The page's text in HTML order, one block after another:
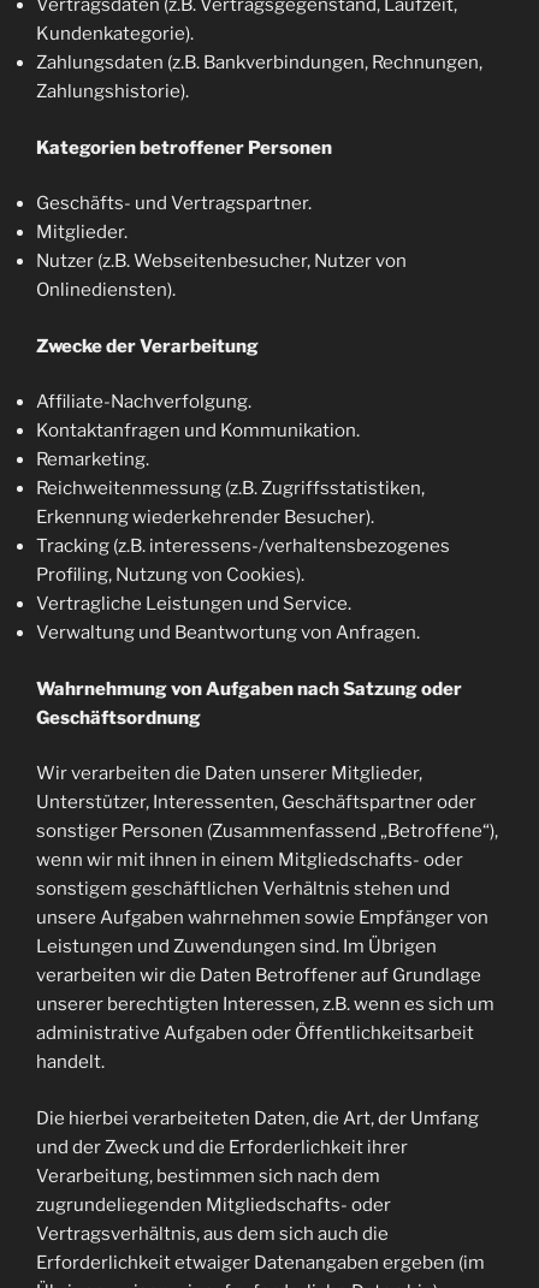
Vertragsdaten (z.B. Vertragsgegenstand, Laufzeit,
Kundenkategorie).
Zahlungsdaten (z.B. Bankverbindungen, Rechnungen,
Zahlungshistorie).
Kategorien betroffener Personen
Geschäfts- und Vertragspartner.
Mitglieder.
Nutzer (z.B. Webseitenbesucher, Nutzer von
Onlinediensten).
Zwecke der Verarbeitung
Affiliate-Nachverfolgung.
Kontaktanfragen und Kommunikation.
Remarketing.
Reichweitenmessung (z.B. Zugriffsstatistiken,
Erkennung wiederkehrender Besucher).
Tracking (z.B. interessens-/verhaltensbezogenes
Profiling, Nutzung von Cookies).
Vertragliche Leistungen und Service.
Verwaltung und Beantwortung von Anfragen.
Wahrnehmung von Aufgaben nach Satzung oder
Geschäftsordnung
Wir verarbeiten die Daten unserer Mitglieder,
Unterstützer, Interessenten, Geschäftspartner oder
sonstiger Personen (Zusammenfassend „Betroffene“),
wenn wir mit ihnen in einem Mitgliedschafts- oder
sonstigem geschäftlichen Verhältnis stehen und
unsere Aufgaben wahrnehmen sowie Empfänger von
Leistungen und Zuwendungen sind. Im Übrigen
verarbeiten wir die Daten Betroffener auf Grundlage
unserer berechtigten Interessen, z.B. wenn es sich um
administrative Aufgaben oder Öffentlichkeitsarbeit
handelt.
Die hierbei verarbeiteten Daten, die Art, der Umfang
und der Zweck und die Erforderlichkeit ihrer
Verarbeitung, bestimmen sich nach dem
zugrundeliegenden Mitgliedschafts- oder
Vertragsverhältnis, aus dem sich auch die
Erforderlichkeit etwaiger Datenangaben ergeben (im